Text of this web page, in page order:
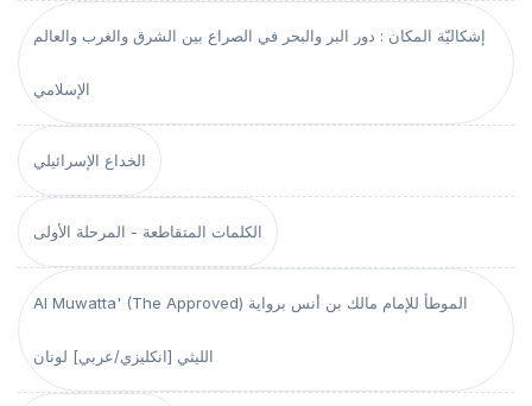
إشكاليّة المكان : دور البر والبحر في الصراع بين الشرق والغرب والعالم
الإسلامي
الخداع الإسرائيلي
الكلمات المتقاطعة - المرحلة الأولى
Al Muwatta' (The Approved) الموطأ للإمام مالك بن أنس برواية
الليثي [انكليزي/عربي] لونان